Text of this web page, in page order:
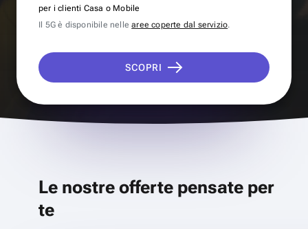
per i clienti Casa o Mobile
Il 5G è disponibile nellearee coperte dal servizio.
SCOPRI
Le nostre offerte pensate per
te